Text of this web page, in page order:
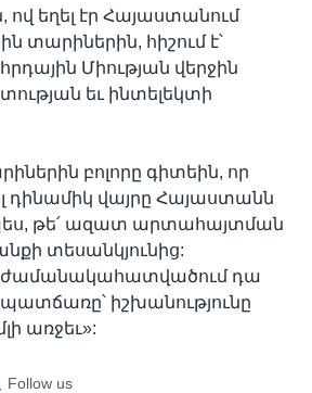
եղել էր Հայաստանում
տարիներին, հիշում է՝
Միության վերջին
եւ ինտելեկտի
բոլորը գիտեին, որ
դինամիկ վայրը Հայաստանն
թե՛ ազատ արտահայտման
տեսանկյունից:
ժամանակահատվածում դա
պատճառը՝ իշխանությունը
առջեւ»:
Follow us